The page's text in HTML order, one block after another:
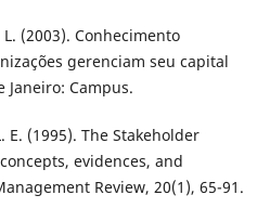
(2003). Conhecimento
gerenciam seu capital
Janeiro: Campus.
E. (1995). The Stakeholder
evidences, and
Review, 20(1), 65-91.